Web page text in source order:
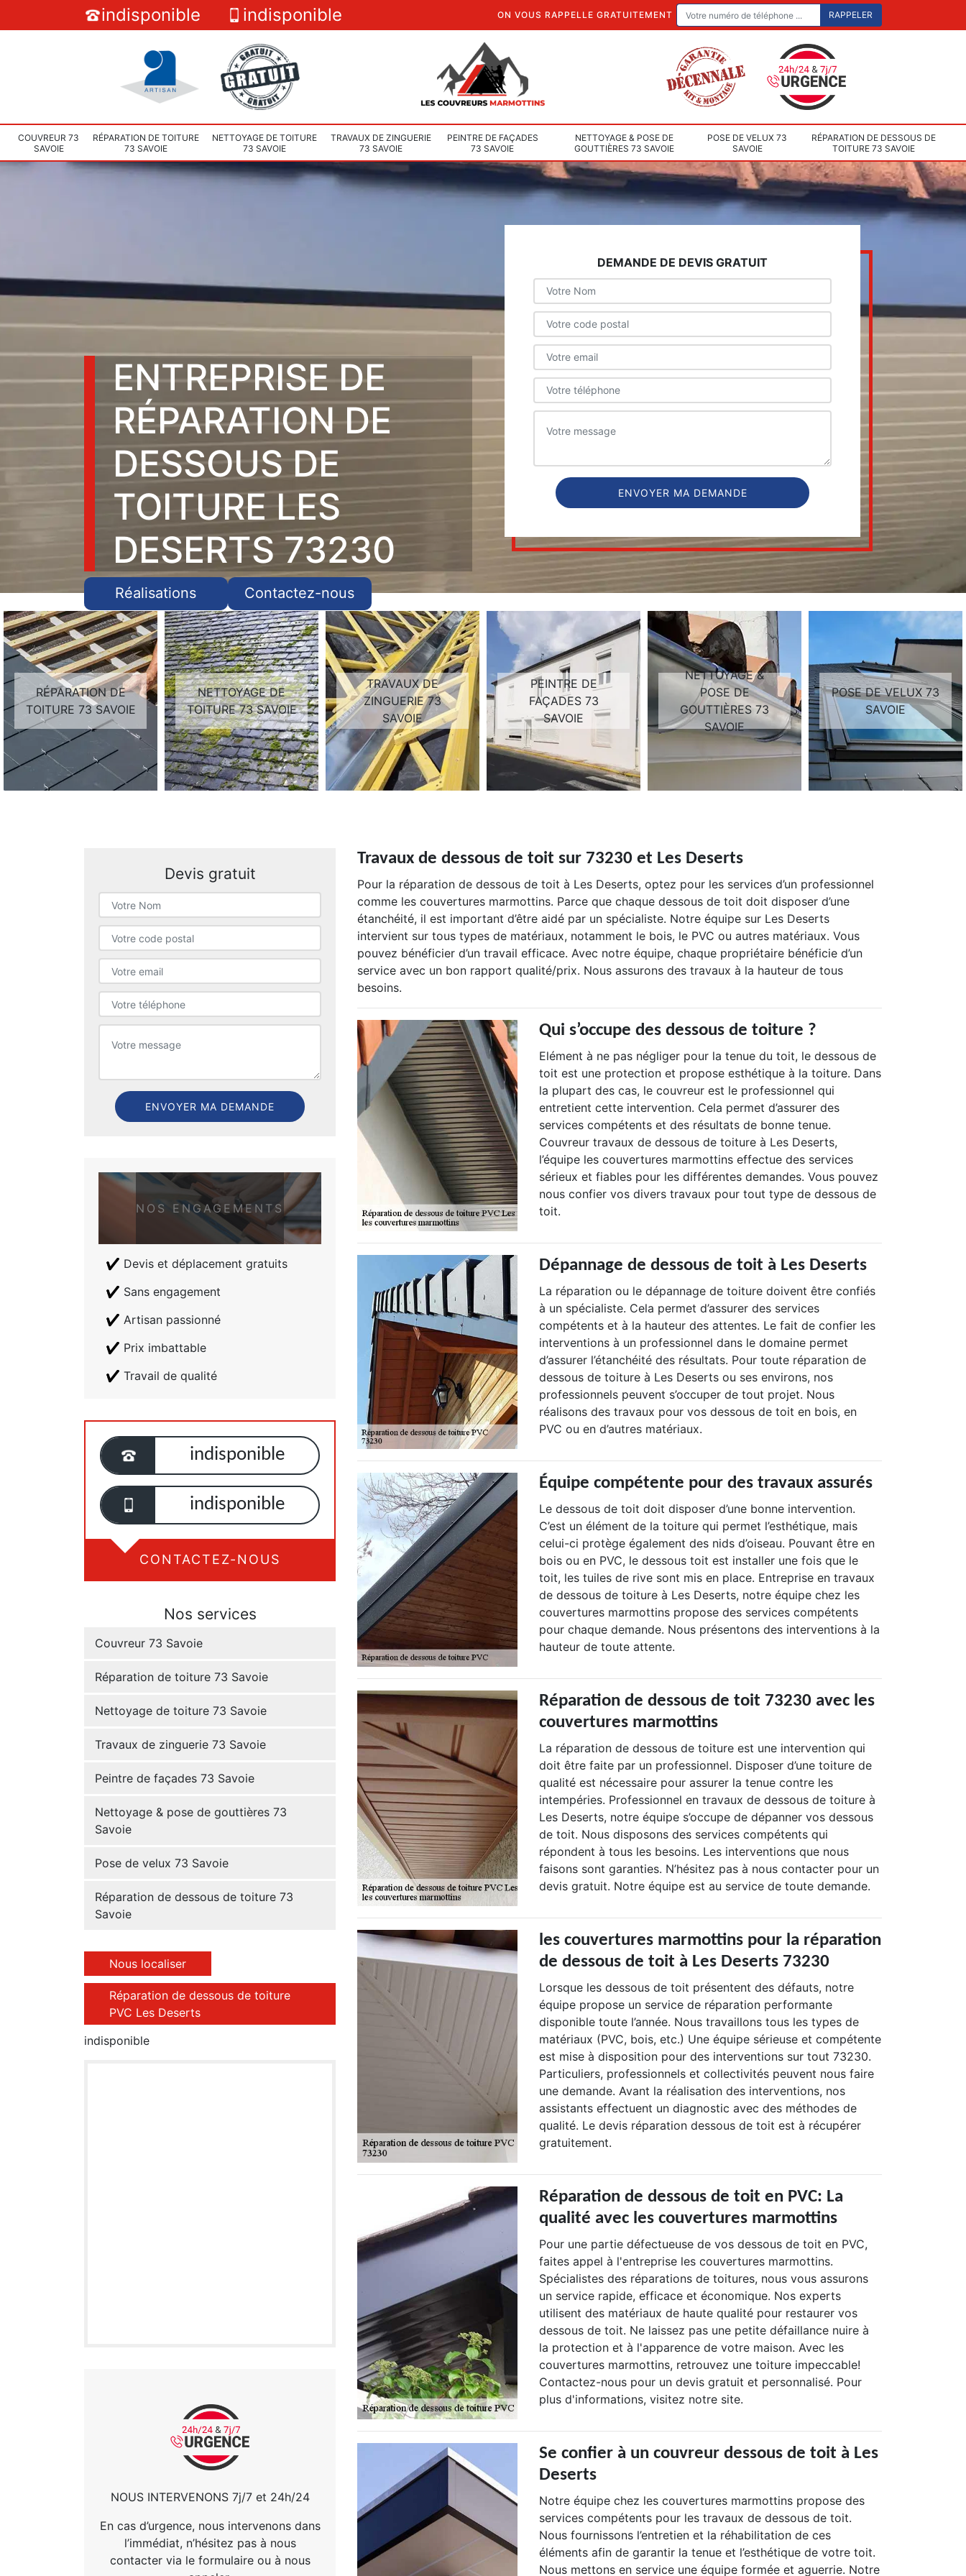
indisponible indisponible ON VOUS RAPPELLE GRATUITEMENT
COUVREUR 73
SAVOIE
RÉPARATION DE TOITURE
73 SAVOIE
NETTOYAGE DE TOITURE
73 SAVOIE
TRAVAUX DE ZINGUERIE
73 SAVOIE
PEINTRE DE FAÇADES
73 SAVOIE
NETTOYAGE & POSE DE
GOUTTIÈRES 73 SAVOIE
POSE DE VELUX 73
SAVOIE
RÉPARATION DE DESSOUS DE
TOITURE 73 SAVOIE
ENTREPRISE DE
RÉPARATION DE
DESSOUS DE
TOITURE LES
DESERTS 73230
Réalisations Contactez-nous
DEMANDE DE DEVIS GRATUIT
RÉPARATION DE
TOITURE 73 SAVOIE
NETTOYAGE DE
TOITURE 73 SAVOIE
TRAVAUX DE
ZINGUERIE 73
SAVOIE
PEINTRE DE
FAÇADES 73
SAVOIE
NETTOYAGE &
POSE DE
GOUTTIÈRES 73
SAVOIE
POSE DE VELUX 73
SAVOIE
Devis gratuit
NOS ENGAGEMENTS
Devis et déplacement gratuits
Sans engagement
Artisan passionné
Prix imbattable
Travail de qualité
indisponible
indisponible
CONTACTEZ-NOUS
Nos services
Couvreur 73 Savoie
Réparation de toiture 73 Savoie
Nettoyage de toiture 73 Savoie
Travaux de zinguerie 73 Savoie
Peintre de façades 73 Savoie
Nettoyage & pose de gouttières 73
Savoie
Pose de velux 73 Savoie
Réparation de dessous de toiture 73
Savoie
Nous localiser
Réparation de dessous de toiture
PVC Les Deserts
indisponible
NOUS INTERVENONS 7j/7 et 24h/24
En cas d’urgence, nous intervenons dans
l’immédiat, n’hésitez pas à nous
contacter via le formulaire ou à nous
Travaux de dessous de toit sur 73230 et Les Deserts
Pour la réparation de dessous de toit à Les Deserts, optez pour les services d’un professionnel
comme les couvertures marmottins. Parce que chaque dessous de toit doit disposer d’une
étanchéité, il est important d’être aidé par un spécialiste. Notre équipe sur Les Deserts
intervient sur tous types de matériaux, notamment le bois, le PVC ou autres matériaux. Vous
pouvez bénéficier d’un travail efficace. Avec notre équipe, chaque propriétaire bénéficie d’un
service avec un bon rapport qualité/prix. Nous assurons des travaux à la hauteur de tous
besoins.
Qui s’occupe des dessous de toiture ?
Elément à ne pas négliger pour la tenue du toit, le dessous de
toit est une protection et propose esthétique à la toiture. Dans
la plupart des cas, le couvreur est le professionnel qui
entretient cette intervention. Cela permet d’assurer des
services compétents et des résultats de bonne tenue.
Couvreur travaux de dessous de toiture à Les Deserts,
l’équipe les couvertures marmottins effectue des services
sérieux et fiables pour les différentes demandes. Vous pouvez
nous confier vos divers travaux pour tout type de dessous de
toit.
Dépannage de dessous de toit à Les Deserts
La réparation ou le dépannage de toiture doivent être confiés
à un spécialiste. Cela permet d’assurer des services
compétents et à la hauteur des attentes. Le fait de confier les
interventions à un professionnel dans le domaine permet
d’assurer l’étanchéité des résultats. Pour toute réparation de
dessous de toiture à Les Deserts ou ses environs, nos
professionnels peuvent s’occuper de tout projet. Nous
réalisons des travaux pour vos dessous de toit en bois, en
PVC ou en d’autres matériaux.
Équipe compétente pour des travaux assurés
Le dessous de toit doit disposer d’une bonne intervention.
C’est un élément de la toiture qui permet l’esthétique, mais
celui-ci protège également des nids d’oiseau. Pouvant être en
bois ou en PVC, le dessous toit est installer une fois que le
toit, les tuiles de rive sont mis en place. Entreprise en travaux
de dessous de toiture à Les Deserts, notre équipe chez les
couvertures marmottins propose des services compétents
pour chaque demande. Nous présentons des interventions à la
hauteur de toute attente.
Réparation de dessous de toit 73230 avec les
couvertures marmottins
La réparation de dessous de toiture est une intervention qui
doit être faite par un professionnel. Disposer d’une toiture de
qualité est nécessaire pour assurer la tenue contre les
intempéries. Professionnel en travaux de dessous de toiture à
Les Deserts, notre équipe s’occupe de dépanner vos dessous
de toit. Nous disposons des services compétents qui
répondent à tous les besoins. Les interventions que nous
faisons sont garanties. N’hésitez pas à nous contacter pour un
devis gratuit. Notre équipe est au service de toute demande.
les couvertures marmottins pour la réparation
de dessous de toit à Les Deserts 73230
Lorsque les dessous de toit présentent des défauts, notre
équipe propose un service de réparation performante
disponible toute l’année. Nous travaillons tous les types de
matériaux (PVC, bois, etc.) Une équipe sérieuse et compétente
est mise à disposition pour des interventions sur tout 73230.
Particuliers, professionnels et collectivités peuvent nous faire
une demande. Avant la réalisation des interventions, nos
assistants effectuent un diagnostic avec des méthodes de
qualité. Le devis réparation dessous de toit est à récupérer
gratuitement.
Réparation de dessous de toit en PVC: La
qualité avec les couvertures marmottins
Pour une partie défectueuse de vos dessous de toit en PVC,
faites appel à l'entreprise les couvertures marmottins.
Spécialistes des réparations de toitures, nous vous assurons
un service rapide, efficace et économique. Nos experts
utilisent des matériaux de haute qualité pour restaurer vos
dessous de toit. Ne laissez pas une petite défaillance nuire à
la protection et à l'apparence de votre maison. Avec les
couvertures marmottins, retrouvez une toiture impeccable!
Contactez-nous pour un devis gratuit et personnalisé. Pour
plus d'informations, visitez notre site.
Se confier à un couvreur dessous de toit à Les
Deserts
Notre équipe chez les couvertures marmottins propose des
services compétents pour les travaux de dessous de toit.
Nous fournissons l’entretien et la réhabilitation de ces
éléments afin de garantir la tenue et l’esthétique de votre toit.
Nous mettons en service une équipe formée et aguerrie. Notre